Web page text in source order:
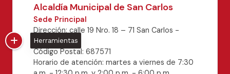
Alcaldía Municipal de San Carlos
Sede Principal
Dirección: calle 19 Nro. 18 – 71 San Carlos -
Antioquia.
Código Postal: 687571
Horario de atención: martes a viernes de 7:30
Herramientas